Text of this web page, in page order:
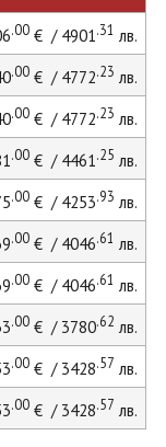
.00€ / 4901.31 лв.
.00€ / 4772.23 лв.
.00€ / 4772.23 лв.
.00€ / 4461.25 лв.
.00€ / 4253.93 лв.
.00€ / 4046.61 лв.
.00€ / 4046.61 лв.
.00€ / 3780.62 лв.
.00€ / 3428.57 лв.
.00€ / 3428.57 лв.